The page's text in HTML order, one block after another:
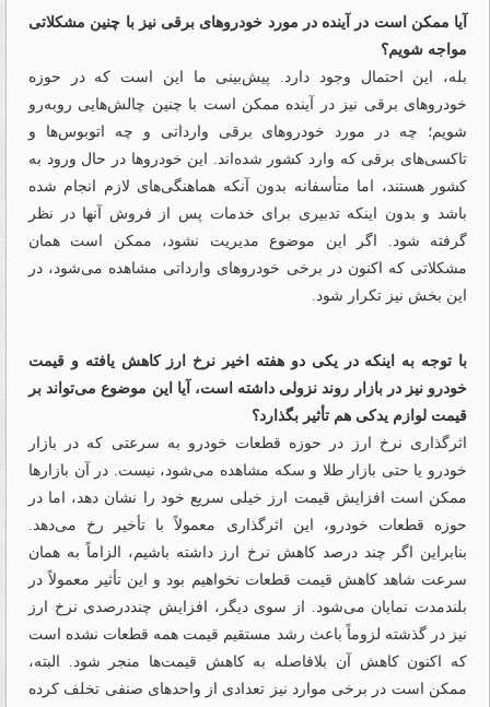
آیا ممکن است در آینده در مورد خودروهای برقی نیز با چنین مشکلاتی
مواجه شویم؟
بله، این احتمال وجود دارد. پیش‌بینی ما این است که در حوزه
خودروهای برقی نیز در آینده ممکن است با چنین چالش‌هایی روبه‌رو
شویم؛ چه در مورد خودروهای برقی وارداتی و چه اتوبوس‌ها و
تاکسی‌های برقی که وارد کشور شده‌اند. این خودروها در حال ورود به
کشور هستند، اما متأسفانه بدون آنکه هماهنگی‌های لازم انجام شده
باشد و بدون اینکه تدبیری برای خدمات پس از فروش آنها در نظر
گرفته شود. اگر این موضوع مدیریت نشود، ممکن است همان
مشکلاتی که اکنون در برخی خودروهای وارداتی مشاهده می‌شود، در
این بخش نیز تکرار شود.
با توجه به اینکه در یکی دو هفته اخیر نرخ ارز کاهش یافته و قیمت
خودرو نیز در بازار روند نزولی داشته است، آیا این موضوع می‌تواند بر
قیمت لوازم یدکی هم تأثیر بگذارد؟
اثرگذاری نرخ ارز در حوزه قطعات خودرو به سرعتی که در بازار
خودرو یا حتی بازار طلا و سکه مشاهده می‌شود، نیست. در آن بازارها
ممکن است افزایش قیمت ارز خیلی سریع خود را نشان دهد، اما در
حوزه قطعات خودرو، این اثرگذاری معمولاً با تأخیر رخ می‌دهد.
بنابراین اگر چند درصد کاهش نرخ ارز داشته باشیم، الزاماً به همان
سرعت شاهد کاهش قیمت قطعات نخواهیم بود و این تأثیر معمولاً در
بلندمدت نمایان می‌شود. از سوی دیگر، افزایش چنددرصدی نرخ ارز
نیز در گذشته لزوماً باعث رشد مستقیم قیمت همه قطعات نشده است
که اکنون کاهش آن بلافاصله به کاهش قیمت‌ها منجر شود. البته،
ممکن است در برخی موارد نیز تعدادی از واحدهای صنفی تخلف کرده